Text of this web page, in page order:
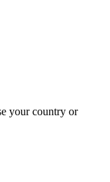
your country or